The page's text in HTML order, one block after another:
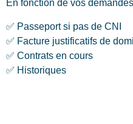
En fonction de vos
✅ Passeport si pas de CNI
✅ Facture justificatifs de
✅ Contrats en cours
✅ Historiques